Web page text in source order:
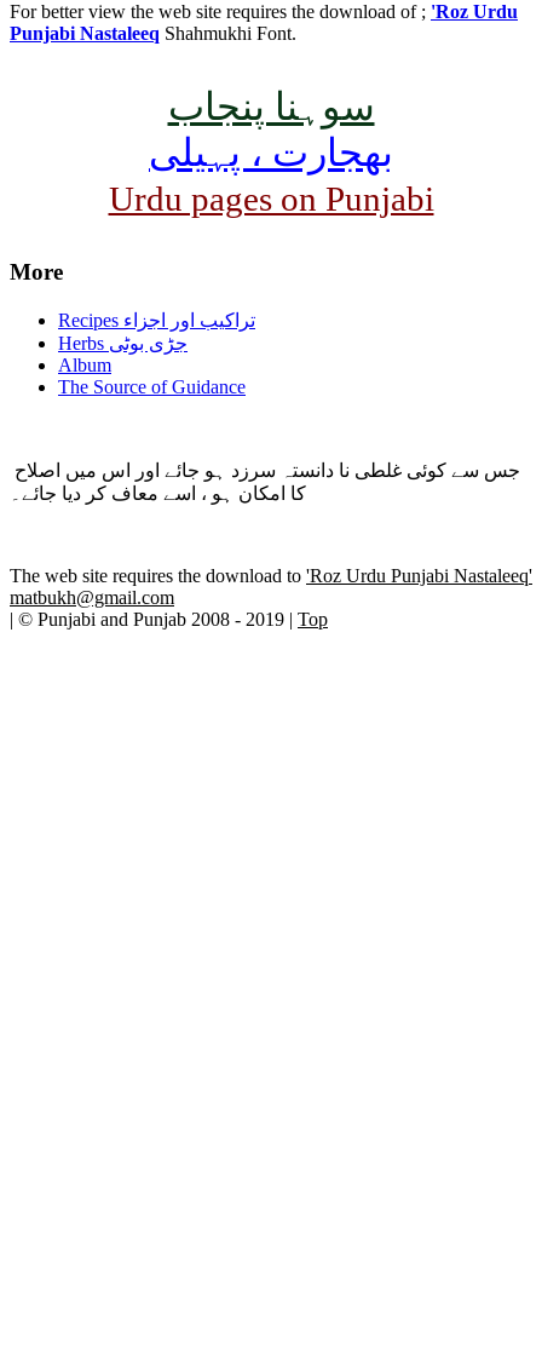
For better view the web site requires the download of ; 'Roz Urdu
Punjabi Nastaleeq Shahmukhi Font.
سوہنا پنجاب
بھجارت ، پہیلی
Urdu pages on Punjabi
More
Recipes تراکیب اور اجزاء
Herbs جڑی بوٹی
Album
The Source of Guidance
کا امکان ہو ، اسے معاف کر دیا جائے۔
The web site requires the download to 'Roz Urdu Punjabi Nastaleeq'
matbukh@gmail.com
| © Punjabi and Punjab 2008 - 2019 | Top